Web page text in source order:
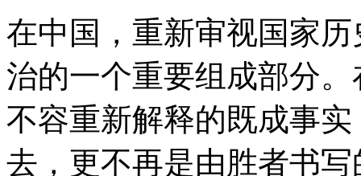
在中国，重新审视国家
治的一个重要组成部分
不容重新解释的既成事
去，更不再是由胜者书